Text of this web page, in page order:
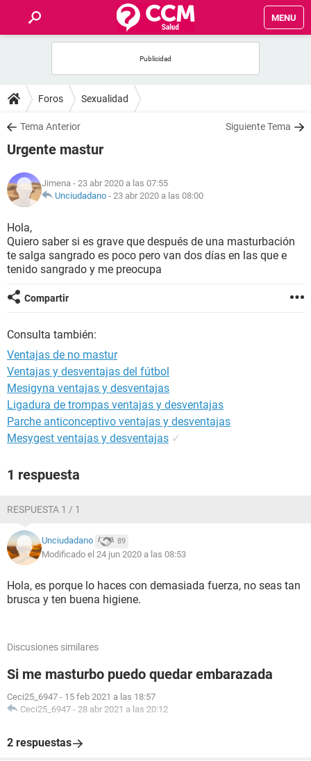
MENU
FOROS
SALUD
FAMILIA
NUTRICIÓN
BIENESTAR
SEXUALIDAD
GLOSARIO
Foros Sexualidad
Tema Anterior Siguiente Tema
Urgente mastur
Jimena - 23 abr 2020 a las 07:55
Unciudadano - 23 abr 2020 a las 08:00
Hola,
Quiero saber si es grave que después de una masturbación
te salga sangrado es poco pero van dos días en las que e
tenido sangrado y me preocupa
Compartir
Consulta también:
Ventajas de no mastur
Ventajas y desventajas del fútbol
Mesigyna ventajas y desventajas
Ligadura de trompas ventajas y desventajas
Parche anticonceptivo ventajas y desventajas
Mesygest ventajas y desventajas ✓
1 respuesta
RESPUESTA 1 / 1
Unciudadano 89
Modificado el 24 jun 2020 a las 08:53
Hola, es porque lo haces con demasiada fuerza, no seas tan
brusca y ten buena higiene.
Discusiones similares
Si me masturbo puedo quedar embarazada
Ceci25_6947 - 15 feb 2021 a las 18:57
Ceci25_6947 - 28 abr 2021 a las 20:12
2 respuestas